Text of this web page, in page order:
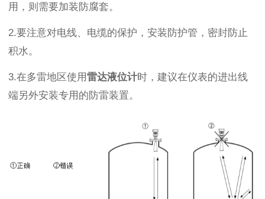
用，则需要加装防腐套。
2.要注意对电线、电缆的保护，安装防护管，密封防止
积水。
3.在多雷地区使用雷达液位计时，建议在仪表的进出线
端另外安装专用的防雷装置。